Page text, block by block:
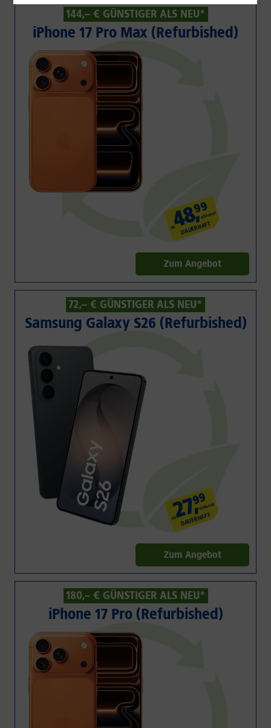
144,– € GÜNSTIGER ALS NEU*
iPhone 17 Pro Max (Refurbished)
ab
48
,
99€/Monat
DAUERHAFT
Zum Angebot
72,– € GÜNSTIGER ALS NEU*
Samsung Galaxy S26 (Refurbished)
ab
27
,
99€/Monat
DAUERHAFT
Zum Angebot
180,– € GÜNSTIGER ALS NEU*
iPhone 17 Pro (Refurbished)